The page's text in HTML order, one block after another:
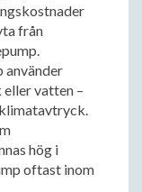
från
använder
vatten –
hög i
oftast inom